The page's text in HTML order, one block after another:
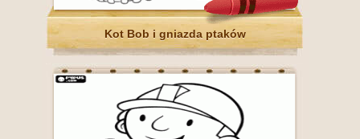
Kot Bob i gniazda ptaków